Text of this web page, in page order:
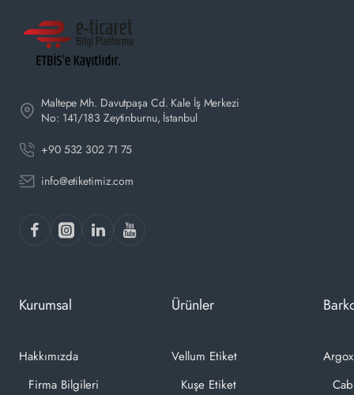
Maltepe Mh. Davutpaşa Cd. Kale İş Merkezi
No: 141/183 Zeytinburnu, İstanbul
+90 532 302 71 75
info@etiketimiz.com
Kurumsal
Hakkımızda
Firma Bilgileri
Ürünler
Vellum Etiket
Kuşe Etiket